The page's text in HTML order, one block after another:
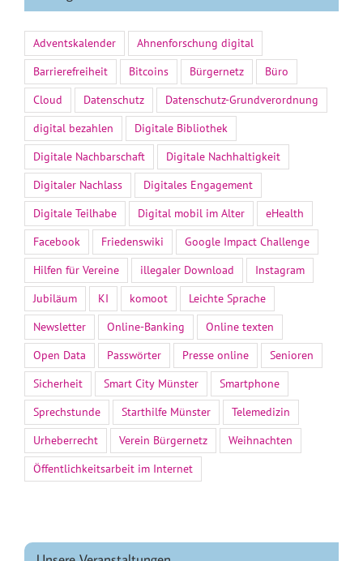
Adventskalender
Ahnenforschung digital
Barrierefreiheit
Bitcoins Bürgernetz
Büro
Cloud
Datenschutz
Datenschutz-Grundverordnung
digital bezahlen
Digitale Bibliothek
Digitale Nachbarschaft
Digitale Nachhaltigkeit
Digitaler Nachlass
Digitales Engagement
Digitale Teilhabe
Digital mobil im Alter
eHealth
Facebook
Friedenswiki
Google Impact Challenge
Hilfen für Vereine
illegaler Download
Instagram
Jubiläum
KI komoot
Leichte Sprache
Newsletter
Online-Banking
Online texten
Open Data
Passwörter Presse online
Senioren
Sicherheit
Smart City Münster
Smartphone
Sprechstunde
Starthilfe Münster
Telemedizin
Urheberrecht
Verein Bürgernetz
Weihnachten
Öffentlichkeitsarbeit im Internet